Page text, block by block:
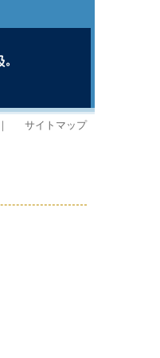
サイトマップ